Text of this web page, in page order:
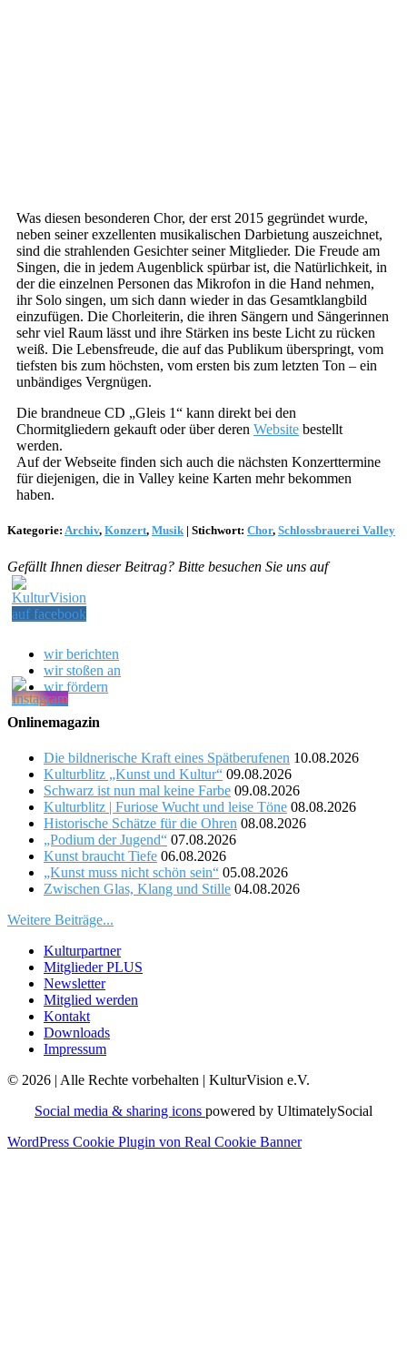
Was diesen besonderen Chor, der erst 2015 gegründet wurde,
neben seiner exzellenten musikalischen Darbietung auszeichnet,
sind die strahlenden Gesichter seiner Mitglieder. Die Freude am
Singen, die in jedem Augenblick spürbar ist, die Natürlichkeit, in
der die einzelnen Personen das Mikrofon in die Hand nehmen,
ihr Solo singen, um sich dann wieder in das Gesamtklangbild
einzufügen. Die Chorleiterin, die ihren Sängern und Sängerinnen
sehr viel Raum lässt und ihre Stärken ins beste Licht zu rücken
weiß. Die Lebensfreude, die auf das Publikum überspringt, vom
tiefsten bis zum höchsten, vom ersten bis zum letzten Ton – ein
unbändiges Vergnügen.
Die brandneue CD „Gleis 1“ kann direkt bei den
Chormitgliedern gekauft oder über deren Website bestellt
werden.
Auf der Webseite finden sich auch die nächsten Konzerttermine
für diejenigen, die in Valley keine Karten mehr bekommen
haben.
Kategorie: Archiv, Konzert, Musik | Stichwort: Chor, Schlossbrauerei Valley
Gefällt Ihnen dieser Beitrag? Bitte besuchen Sie uns auf
wir berichten
wir stoßen an
wir fördern
Onlinemagazin
Die bildnerische Kraft eines Spätberufenen 10.08.2026
Kulturblitz „Kunst und Kultur“ 09.08.2026
Schwarz ist nun mal keine Farbe 09.08.2026
Kulturblitz | Furiose Wucht und leise Töne 08.08.2026
Historische Schätze für die Ohren 08.08.2026
„Podium der Jugend“ 07.08.2026
Kunst braucht Tiefe 06.08.2026
„Kunst muss nicht schön sein“ 05.08.2026
Zwischen Glas, Klang und Stille 04.08.2026
Weitere Beiträge...
Kulturpartner
Mitglieder PLUS
Newsletter
Mitglied werden
Kontakt
Downloads
Impressum
© 2026 | Alle Rechte vorbehalten | KulturVision e.V.
Social media & sharing icons powered by UltimatelySocial
WordPress Cookie Plugin von Real Cookie Banner